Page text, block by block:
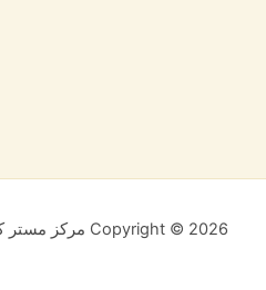
Copyright © 2026 مركز مستر كار لصيانة السيارات في جدة